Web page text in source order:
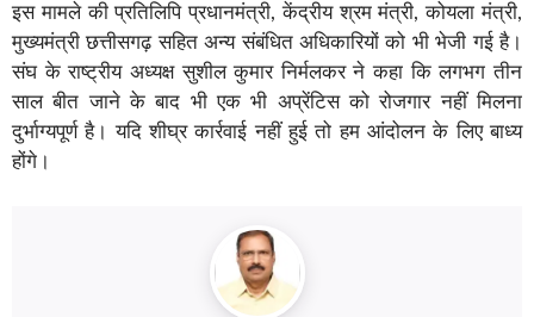
इस मामले की प्रतिलिपि प्रधानमंत्री, केंद्रीय श्रम मंत्री, कोयला मंत्री,
मुख्यमंत्री छत्तीसगढ़ सहित अन्य संबंधित अधिकारियों को भी भेजी गई है।
संघ के राष्ट्रीय अध्यक्ष सुशील कुमार निर्मलकर ने कहा कि लगभग तीन
साल बीत जाने के बाद भी एक भी अप्रेंटिस को रोजगार नहीं मिलना
दुर्भाग्यपूर्ण है। यदि शीघ्र कार्रवाई नहीं हुई तो हम आंदोलन के लिए बाध्य
होंगे।